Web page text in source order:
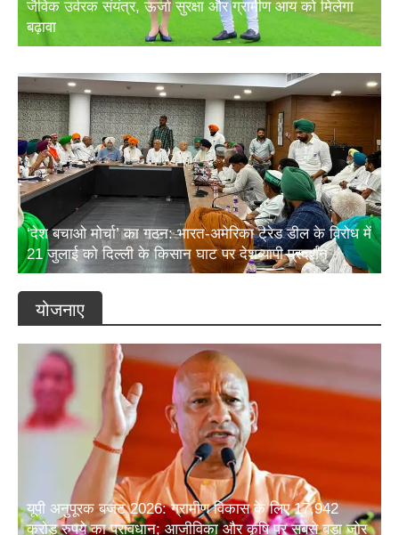
बढ़ावा
‘देश बचाओ मोर्चा’ का गठन: भारत-अमेरिका ट्रेड डील के विरोध में
21 जुलाई को दिल्ली के किसान घाट पर देशव्यापी प्रदर्शन
योजनाए
यूपी अनुपूरक बजट 2026: ग्रामीण विकास के लिए 17,942
करोड़ रुपये का प्रावधान; आजीविका और कृषि पर सबसे बड़ा जोर